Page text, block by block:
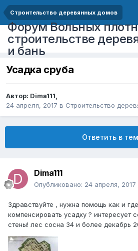
Строительство деревянных домов
Форум Вольных
строительстве
и бань
Усадка сруба
Автор: Dima111,
24 апреля, 2017 в Строительство
Ответить в
Dima111
Опубликовано: 24 апреля, 2017
Здравствуйте , нужна помощь как и
компенсировать усадку ? интересует
стены! лес сосна 34 и более декабрь